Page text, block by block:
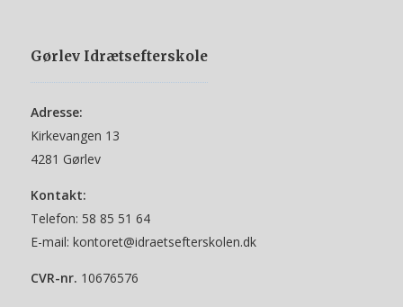
Gørlev Idrætsefterskole
Adresse:
Kirkevangen 13
4281 Gørlev
Kontakt:
Telefon: 58 85 51 64
E-mail: kontoret@idraetsefterskolen.dk
CVR-nr. 10676576